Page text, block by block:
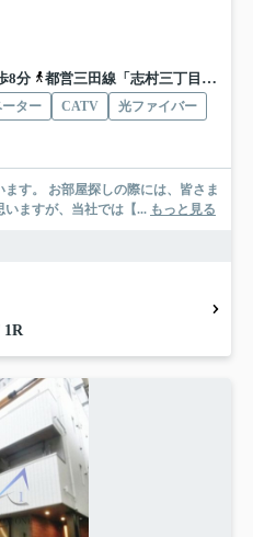
8分
都営三田線「志村三丁目」駅 徒歩16分
ター CATV
光ファイバー
、皆さま
ますが、当社では【... もっと見る
1R